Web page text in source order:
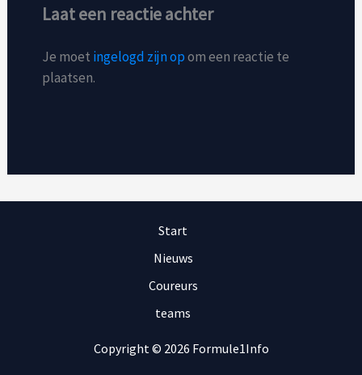
Laat een reactie achter
Je moet ingelogd zijn opom een reactie te
plaatsen.
Start
Nieuws
Coureurs
teams
Copyright © 2026 Formule1Info